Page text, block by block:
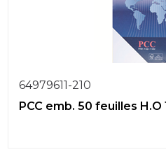
64979611-210
PCC emb. 50 feuilles